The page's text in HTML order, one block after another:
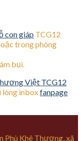
con giáp TCG12
trong phòng
bụi.
Việt TCG12
lòng inboxfanpage
Phù Khê Thượng, xã